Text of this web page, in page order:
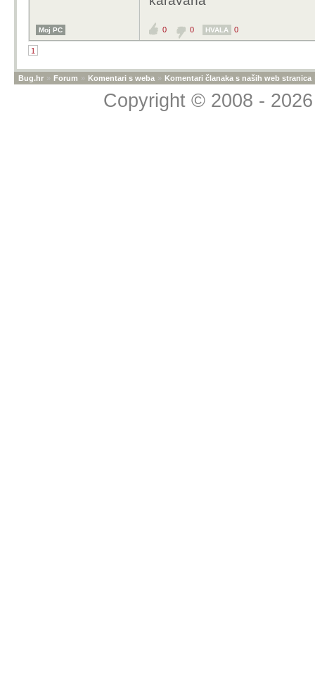
Moj PC 0 0 HVALA 0
1
Bug.hr » Forum » Komentari s weba » Komentari članaka s naših web stranica
Copyright © 2008 -